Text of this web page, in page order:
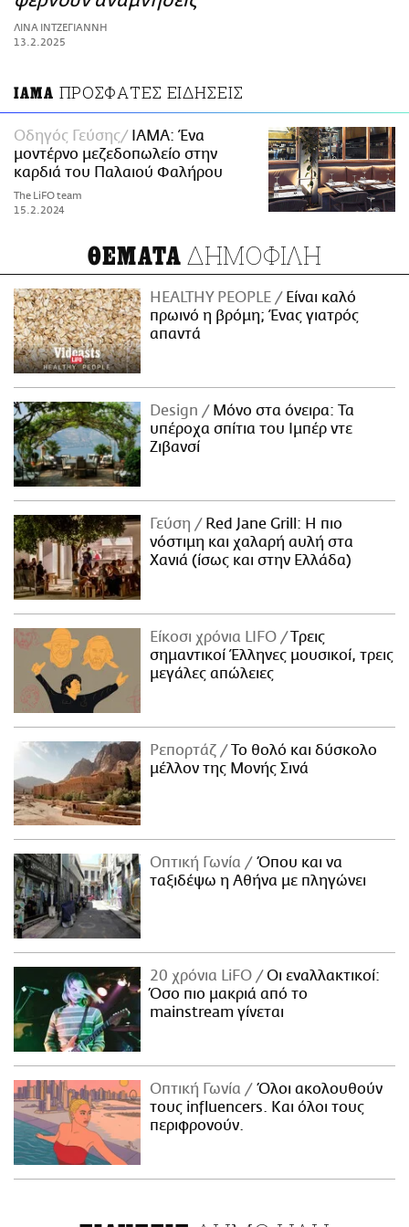
ΑΜΠΑ
PRINT
ΛΙΝΑ ΙΝΤΖΕΓΙΑΝΝΗ
13.2.2025
ΙΑΜΑ ΠΡΟΣΦΑΤΕΣ ΕΙΔΗΣΕΙΣ
Οδηγός Γεύσης
ΙΑΜΑ: Ένα
μοντέρνο μεζεδοπωλείο στην
καρδιά του Παλαιού Φαλήρου
The LiFO team
15.2.2024
ΘΕΜΑΤΑ ΔΗΜΟΦΙΛΗ
HEALTHY PEOPLE
Είναι καλό
πρωινό η βρόμη; Ένας γιατρός
απαντά
Design
Μόνο στα όνειρα: Τα
υπέροχα σπίτια του Ιμπέρ ντε
Ζιβανσί
Γεύση
Red Jane Grill: Η πιο
νόστιμη και χαλαρή αυλή στα
Χανιά (ίσως και στην Ελλάδα)
Είκοσι χρόνια LIFO
Tρεις
σημαντικοί Έλληνες μουσικοί, τρεις
μεγάλες απώλειες
Ρεπορτάζ
Το θολό και δύσκολο
μέλλον της Μονής Σινά
Οπτική Γωνία
Όπου και να
ταξιδέψω η Αθήνα με πληγώνει
20 χρόνια LiFO
Οι εναλλακτικοί:
Όσο πιο μακριά από το
mainstream γίνεται
Οπτική Γωνία
Όλοι ακολουθούν
τους influencers. Και όλοι τους
περιφρονούν.